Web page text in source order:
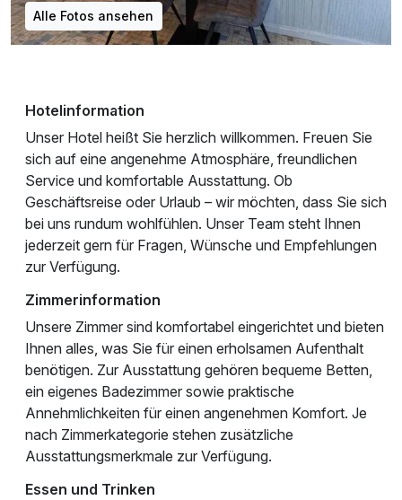
Alle Fotos ansehen
Hotelinformation
Unser Hotel heißt Sie herzlich willkommen. Freuen Sie
sich auf eine angenehme Atmosphäre, freundlichen
Service und komfortable Ausstattung. Ob
Geschäftsreise oder Urlaub – wir möchten, dass Sie sich
bei uns rundum wohlfühlen. Unser Team steht Ihnen
jederzeit gern für Fragen, Wünsche und Empfehlungen
zur Verfügung.
Zimmerinformation
Unsere Zimmer sind komfortabel eingerichtet und bieten
Ihnen alles, was Sie für einen erholsamen Aufenthalt
benötigen. Zur Ausstattung gehören bequeme Betten,
ein eigenes Badezimmer sowie praktische
Annehmlichkeiten für einen angenehmen Komfort. Je
nach Zimmerkategorie stehen zusätzliche
Ausstattungsmerkmale zur Verfügung.
Essen und Trinken